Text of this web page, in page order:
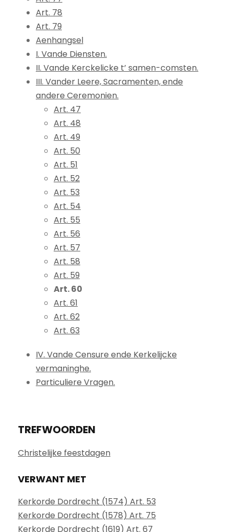
Art. 78
Art. 79
Aenhangsel
I. Vande Diensten.
II. Vande Kerckelicke t’ samen-comsten.
III. Vander Leere, Sacramenten, ende
andere Ceremonien.
Art. 47
Art. 48
Art. 49
Art. 50
Art. 51
Art. 52
Art. 53
Art. 54
Art. 55
Art. 56
Art. 57
Art. 58
Art. 59
Art. 60
Art. 61
Art. 62
Art. 63
IV. Vande Censure ende Kerkelijcke
vermaninghe.
Particuliere Vragen.
TREFWOORDEN
Christelijke feestdagen
VERWANT MET
Kerkorde Dordrecht (1574) Art. 53
Kerkorde Dordrecht (1578) Art. 75
Kerkorde Dordrecht (1619) Art. 67